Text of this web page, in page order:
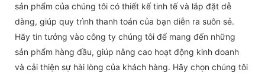
sản phẩm của chúng tôi có thiết kế tinh tế và lắp đặt dễ
dàng, giúp quy trình thanh toán của bạn diễn ra suôn sẻ.
Hãy tin tưởng vào công ty chúng tôi để mang đến những
sản phẩm hàng đầu, giúp nâng cao hoạt động kinh doanh
và cải thiện sự hài lòng của khách hàng. Hãy chọn chúng tôi